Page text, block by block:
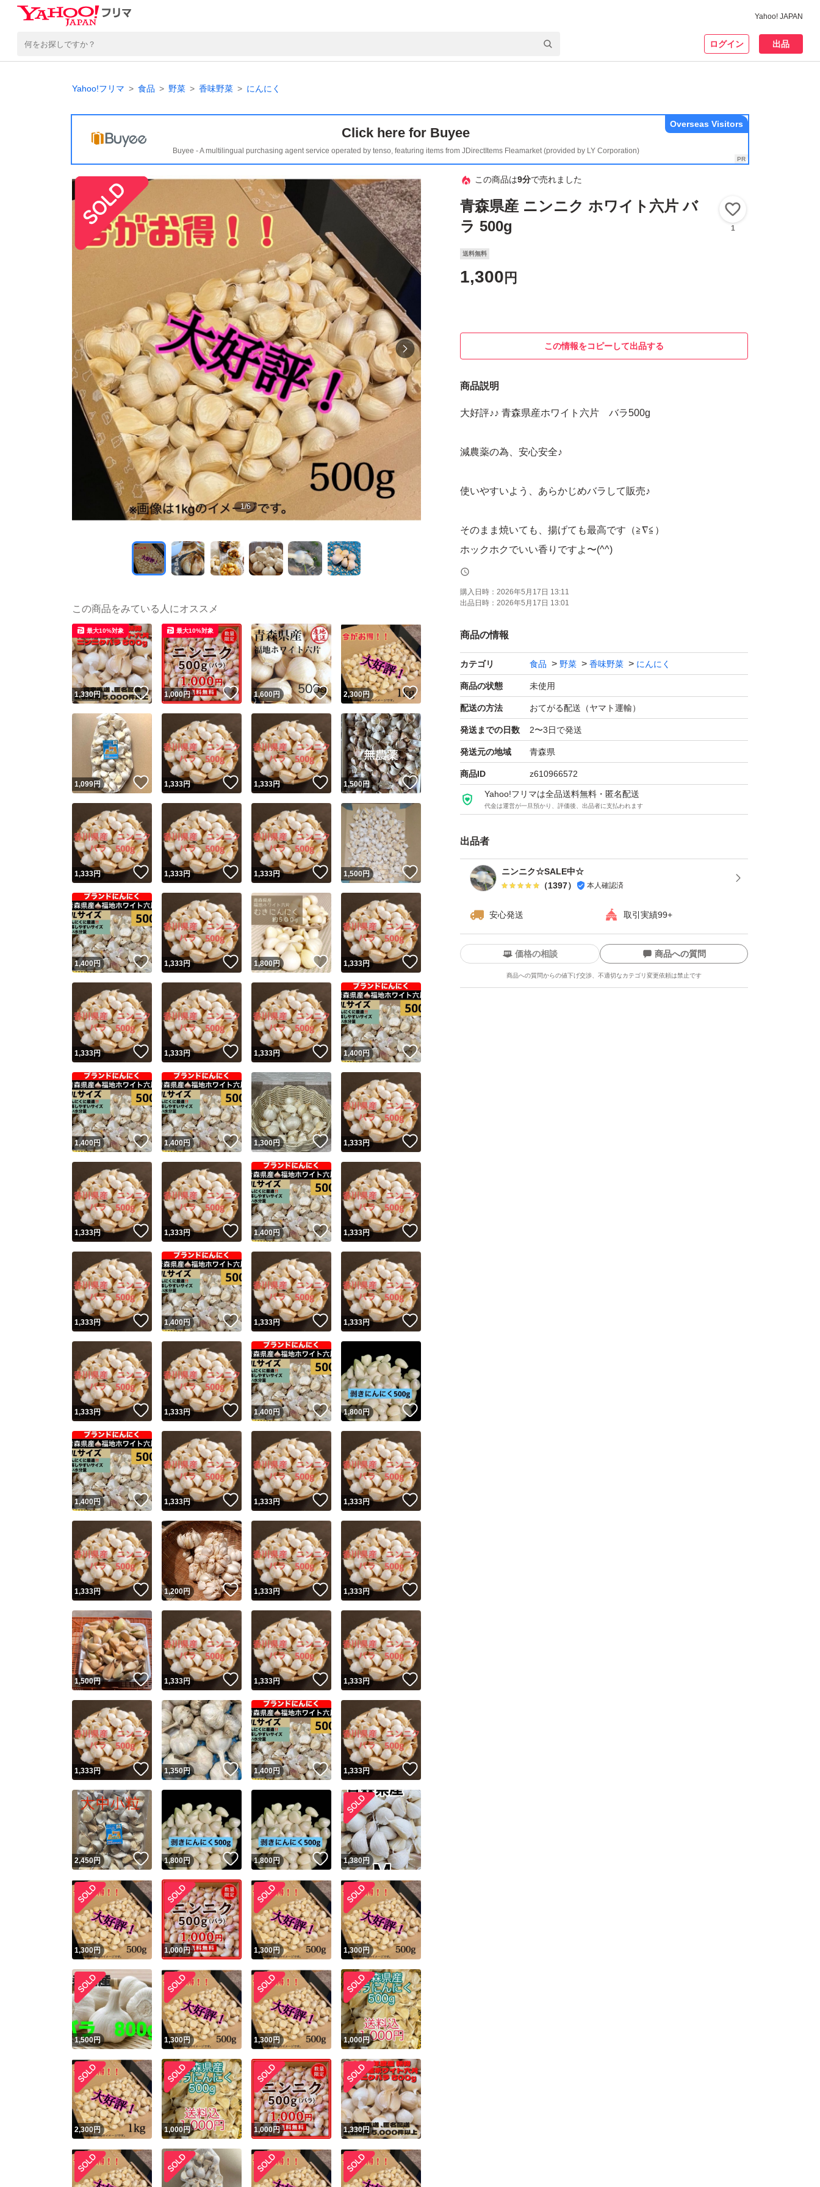
Yahoo! JAPAN
ログイン 出品
Yahoo!フリマ 食品 野菜 香味野菜 にんにく
Click here for Buyee
Buyee - A multilingual purchasing agent service operated by tenso, featuring items from JDirectItems Fleamarket (provided by LY Corporation)
Overseas Visitors
1/6
この商品は9分で売れました
青森県産 ニンニク ホワイト六片 バ
ラ 500g
1
送料無料
1,300 円
この情報をコピーして出品する
商品説明
大好評♪♪ 青森県産ホワイト六片 バラ500g
減農薬の為、安心安全♪
使いやすいよう、あらかじめバラして販売♪
そのまま焼いても、揚げても最高です（≧∇≦）
ホックホクでいい香りですよ〜(^^)
黒ニンニクにも最適です！！
品質、大きめを求めるならコチラで間違いなし♪
悪い評価0を目指してます！！
ギリギリのお値段ですのでお値引きなしで（ ; ; ）
早めの発送を心がけております♪
人の手で丁寧に選別しておりますが、ダンボールに入れ
配送しますので揺れ、長時間密封により
このような症状が出る可能性があります。
送料、資材の高騰によりネコポスに変更しました！
宜しくお願い致します♪
購入日時： 2026年5月17日 13:11
出品日時： 2026年5月17日 13:01
商品の情報
カテゴリ 食品 野菜 香味野菜 にんにく
商品の状態 未使用
配送の方法 おてがる配送（ヤマト運輸）
発送までの日数 2〜3日で発送
発送元の地域 青森県
商品ID z610966572
Yahoo!フリマは全品送料無料・匿名配送
代金は運営が一旦預かり、評価後、出品者に支払われます
出品者
ニンニク☆SALE中☆
（1397） 本人確認済
安心発送 取引実績99+
ユーザーの実績について
Yahoo!フリマが定めた一定の基準を満たしたユーザーにバッジを付与しています
安心取引出品者
安心取引出品者 Yahoo!フリマの基準をクリアした安心・安全なユーザーです
取引実績
取引実績◯+ このユーザーはYahoo!フリマの取引を完了させた実績があります
他フリマ実績◯+ このユーザーは他フリマサービスでの取引実績があります
スピード&安心発送
※このバッジは実績に基づく表示であり、発送を保証しているものではありません
スピード＆安心発送
このユーザーは高頻度で24時間以内＆設定した発送日数内に発送してい
ます
スピード発送 このユーザーは高頻度で24時間以内に発送しています
安心発送 このユーザーは設定した発送日数内に発送しています
価格の相談 商品への質問
商品への質問からの値下げ交渉、不適切なカテゴリ変更依頼は禁止です
この商品の情報をコピーします
商品画像の無断転載は禁止されています
コピーは1商品につき1回
出品ページへ
キャンセル
この商品をみている人にオススメ
1,330円 いいね！
最大10%対象
1,000円 いいね！
最大10%対象
1,600円 いいね！
2,300円
1,099円 いいね！
1,333円 いいね！
1,333円 いいね！
1,500円 いいね！
1,333円 いいね！
1,333円 いいね！
1,333円 いいね！
1,500円
1,400円 いいね！
1,333円 いいね！
1,800円 いいね！
1,333円
1,333円 いいね！
1,333円 いいね！
1,333円 いいね！
1,400円 いいね！
1,400円 いいね！
1,400円 いいね！
1,300円 いいね！
1,333円
1,333円 いいね！
1,333円 いいね！
1,400円 いいね！
1,333円
1,333円 いいね！
1,400円 いいね！
1,333円 いいね！
1,333円
1,333円 いいね！
1,333円 いいね！
1,400円 いいね！
1,800円
1,400円 いいね！
1,333円 いいね！
1,333円 いいね！
1,333円
1,333円 いいね！
1,200円 いいね！
1,333円 いいね！
1,333円
1,500円 いいね！
1,333円 いいね！
1,333円 いいね！
1,333円
1,333円 いいね！
1,350円 いいね！
1,400円 いいね！
1,333円
2,450円 いいね！
1,800円 いいね！
1,800円 いいね！
1,380円
1,300円 1,000円 1,300円 1,300円
1,500円 1,300円 1,300円 1,000円
2,300円 1,000円 1,000円 1,330円